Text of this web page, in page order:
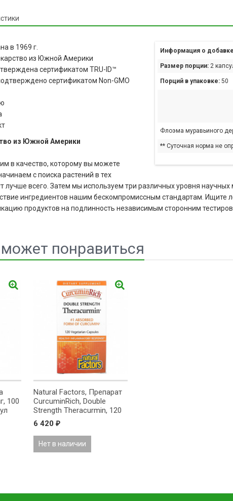
Информация о добавке
Размер порции: 2
Порций в упаковке: 50
Флоэма муравьиного
** Суточная норма не
в 1969 г.
из Южной Америки
сертификатом TRU-ID™
сертификатом Non-GMO
из Южной Америки
в качество, которому вы можете
с поиска растений в тех
лучше всего. Затем мы используем три различных уровня
ингредиентов нашим бескомпромиссным стандартам. Ищите
продуктов на подлинность независимым сторонним
понравиться
100
Natural Factors, Препарат
CurcuminRich, Double
Strength Theracurmin, 120
вегетарианских капсул
6 420 ₽
Нет в наличии